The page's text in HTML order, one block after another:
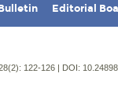
Editorial
122-126 | DOI: